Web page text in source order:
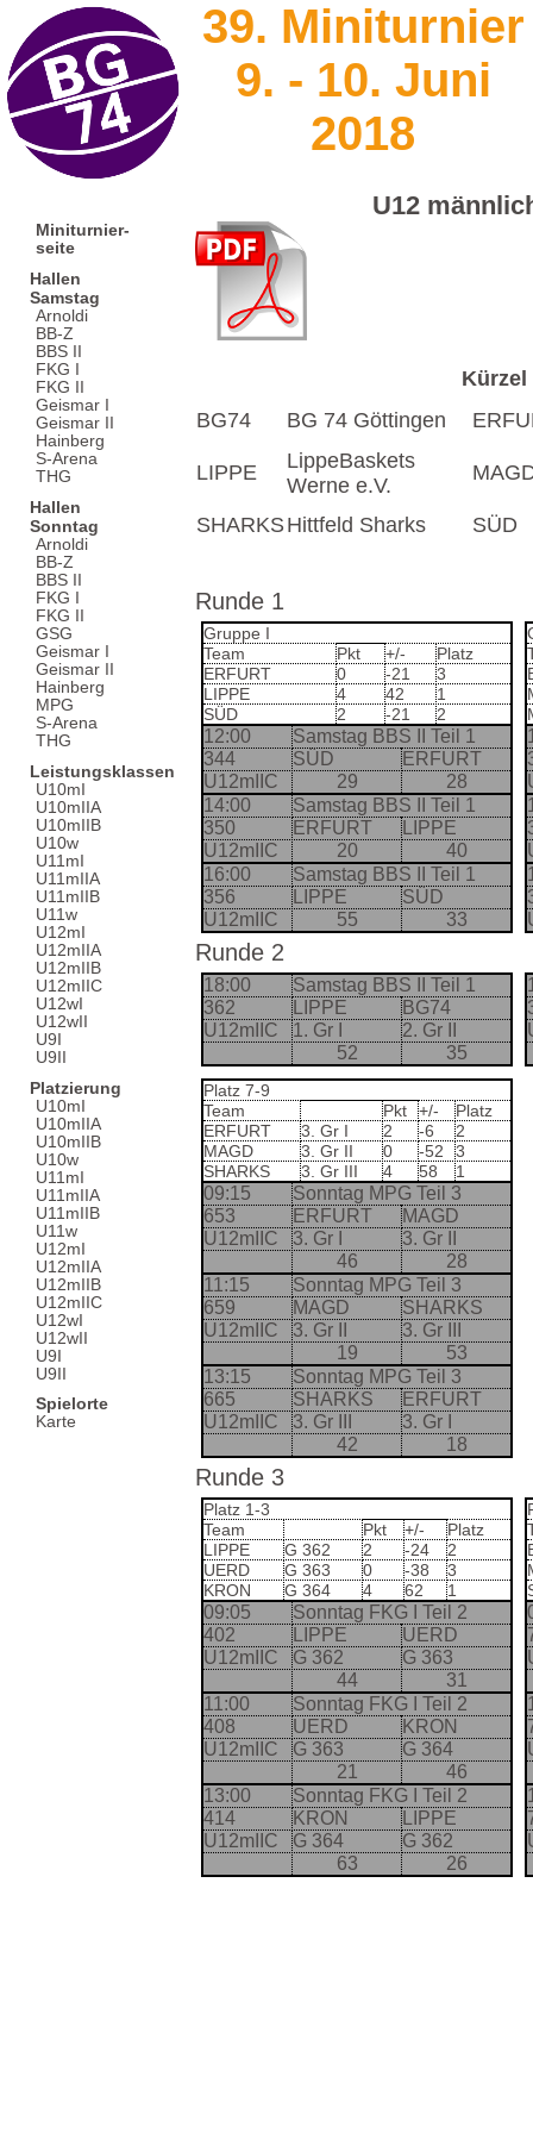
39. Miniturnier
9. - 10. Juni
2018
U12
Miniturnier-
seite
Hallen
Samstag
Arnoldi
BB-Z
BBS II
FKG I
FKG II
Geismar I
Geismar II
Hainberg
S-Arena
THG
Hallen
Sonntag
Arnoldi
BB-Z
BBS II
FKG I
FKG II
GSG
Geismar I
Geismar II
Hainberg
MPG
S-Arena
THG
Leistungsklassen
U10mI
U10mIIA
U10mIIB
U10w
U11mI
U11mIIA
U11mIIB
U11w
U12mI
U12mIIA
U12mIIB
U12mIIC
U12wI
U12wII
U9I
U9II
Platzierung
U10mI
U10mIIA
U10mIIB
U10w
U11mI
U11mIIA
U11mIIB
U11w
U12mI
U12mIIA
U12mIIB
U12mIIC
U12wI
U12wII
U9I
U9II
Spielorte
Karte
Kürzel
BG74
BG 74 Göttingen
LIPPE
LippeBaskets
Werne e.V.
SHARKSHittfeld Sharks SÜD
Runde 1
Gruppe I
Team
Pkt +/-
Platz
ERFURT
0 -21
3
LIPPE
4 42
1
SÜD
2 -21 2
12:00
Samstag BBS II Teil 1
344
SÜD
ERFURT
U12mIIC
29
28
14:00
Samstag BBS II Teil 1
350
ERFURT
LIPPE
U12mIIC
20
40
16:00
Samstag BBS II Teil 1
356
LIPPE
SÜD
U12mIIC
55 33
Runde 2
18:00
Samstag BBS II Teil 1
362
LIPPE
BG74
U12mIIC
1. Gr I
2. Gr II
52
35
Platz 7-9
Team
Pkt +/-
Platz
ERFURT
3. Gr I 2 -6
2
MAGD
3. Gr II 0 -52
3
SHARKS
3. Gr III 4 58 1
09:15
Sonntag MPG Teil 3
653
ERFURT
MAGD
U12mIIC
3. Gr I
3. Gr II
46
28
11:15
Sonntag MPG Teil 3
659
MAGD
SHARKS
U12mIIC
3. Gr II
3. Gr III
19
53
13:15
Sonntag MPG Teil 3
665
SHARKS
ERFURT
U12mIIC
3. Gr III
3. Gr I
42
18
Runde 3
Platz 1-3
Team
Pkt +/-
Platz
LIPPE
G 362 2 -24
2
UERD
G 363 0 -38
3
KRON
G 364 4 62 1
09:05
Sonntag FKG I Teil 2
402
LIPPE
UERD
U12mIIC
G 362
G 363
44
31
11:00
Sonntag FKG I Teil 2
408
UERD
KRON
U12mIIC
G 363
G 364
21
46
13:00
Sonntag FKG I Teil 2
414
KRON
LIPPE
U12mIIC
G 364
G 362
63
26